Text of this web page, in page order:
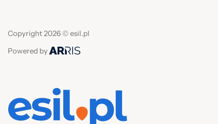
Copyright 2026 © esil.pl
Powered by